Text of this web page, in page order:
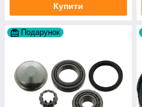
Купити
Подарунок